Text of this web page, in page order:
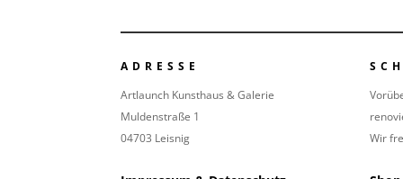
ADRESSE
Artlaunch Kunsthaus & Galerie
Muldenstraße 1
04703 Leisnig
Wir